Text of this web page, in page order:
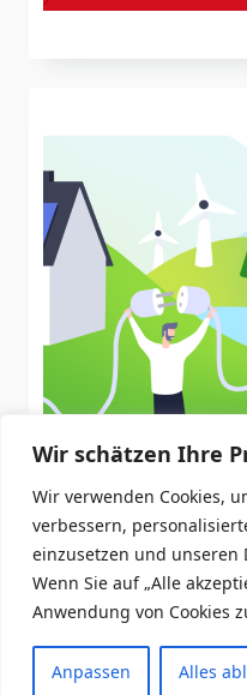
Wir schätzen Ihre
Wir verwenden Cookies,
verbessern,
einzusetzen und unseren
Wenn Sie auf „Alle
Anwendung von Cookies
Anpassen Alles
Copyright © 2026 -Yuki